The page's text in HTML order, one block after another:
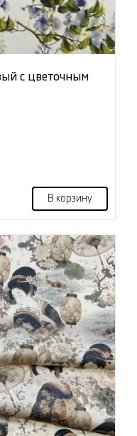
с цветочным
В корзину